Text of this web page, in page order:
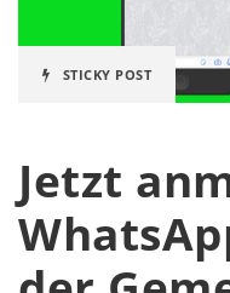
STICKY POST
Jetzt